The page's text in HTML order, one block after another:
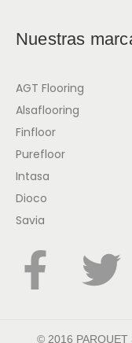
Nuestras
AGT Flooring
Alsaflooring
Finfloor
Purefloor
Intasa
Dioco
Savia
© 2016 PARQUET